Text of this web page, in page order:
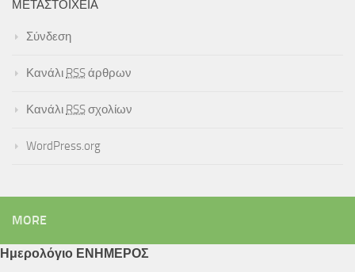
ΜΕΤΑΣΤΟΙΧΕΊΑ
Σύνδεση
Κανάλι RSSάρθρων
Κανάλι RSSσχολίων
WordPress.org
MORE
Ημερολόγιο ΕΝΗΜΕΡΟΣ